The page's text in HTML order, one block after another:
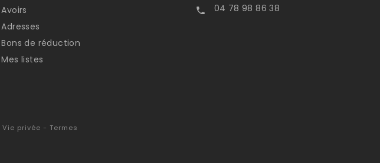
Avoirs
Adresses
Bons de réduction
Mes listes
 04 78 98 86 38
Vie privée - Termes